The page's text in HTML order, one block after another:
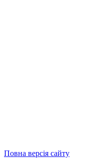
Повна версія сайту